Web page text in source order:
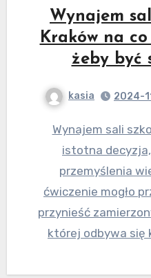
Wynajem
Kraków na
żeby być
kasia 2024-
Wynajem sali szkoleniowej Kraków to
istotna
przemyślenia
ćwiczenie mogło
przynieść
której odbywa się